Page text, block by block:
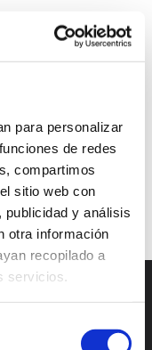
para personalizar
de redes
compartimos
sitio web con
y análisis
otra información
recopilado a
servicios.
funnel hot lead
TOFU value